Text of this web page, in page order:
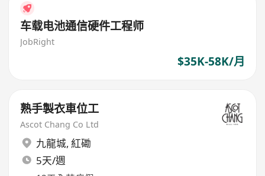
车载电池通信硬件工程师
JobRight
$35K-58K/月
熟手製衣車位工
Ascot Chang Co Ltd
九龍城, 紅磡
5天/週